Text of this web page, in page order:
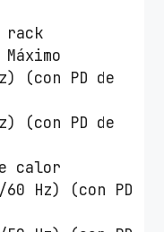
rack
(con PD de
(con PD de
calor
60 Hz) (con PD